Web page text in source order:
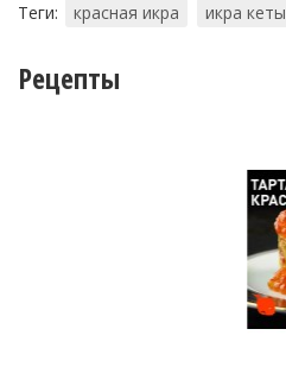
Теги:
красная икра икра кеты
Рецепты